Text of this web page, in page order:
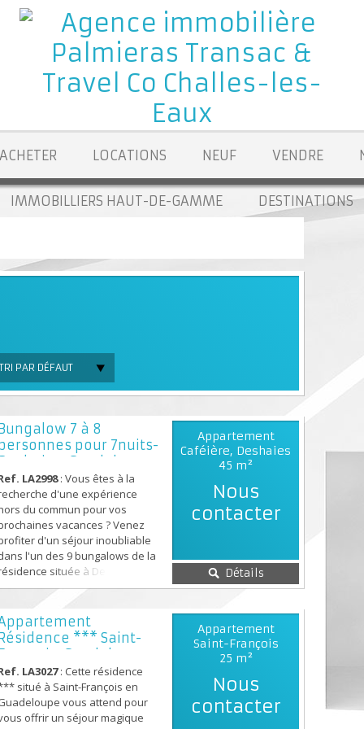
ACHETER LOCATIONS NEUF VENDRE
IMMOBILLIERS HAUT-DE-GAMME DESTINATIONS
TRI PAR DÉFAUT
Bungalow 7 à 8
pour 7nuits-
Guadelo...
LA2998: Vous êtes à la
d'une expérience
du commun pour vos
vacances ? Venez
d'un séjour inoubliable
l'un des 9 bungalows de la
située à Deshaies en
Les hébergements
de pouvoir s'adapter aux
de tous : bungalows
lodges familiales et un
grand bungalow pour 8
vous y attendent. ...
Appartement
Caféière, Deshaies
45 m²
Nous
contacter
Détails
Résidence *** Saint-
Guadeloupe
LA3027: Cette résidence
situé à Saint-François en
vous attend pour
offrir un séjour magique
Appartement
Saint-François
25 m²
Nous
contacter